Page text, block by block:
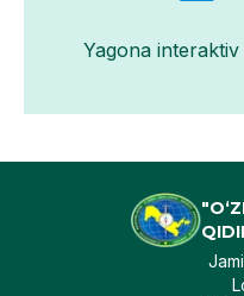
Yagona